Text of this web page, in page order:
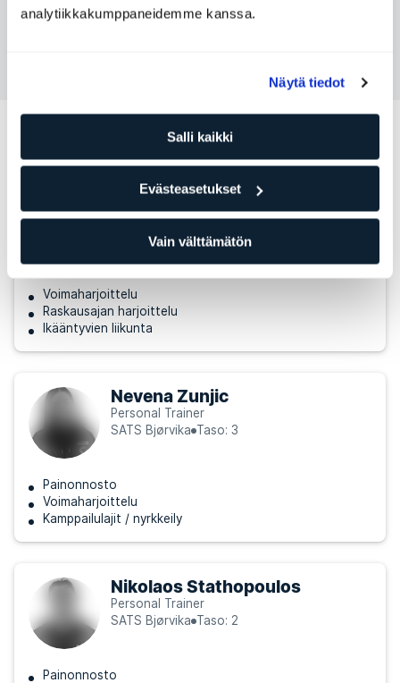
analytiikkakumppaneidemme kanssa.
Näytä tiedot
Salli kaikki
Evästeasetukset
Vain välttämätön
Muita Personal Trainereita, jotka
voisivat sopia sinulle
Personal Trainer
SATS Bjørvika Taso: 2
Voimaharjoittelu
Raskausajan harjoittelu
Ikääntyvien liikunta
Nevena Zunjic
Personal Trainer
SATS Bjørvika Taso: 3
Painonnosto
Voimaharjoittelu
Kamppailulajit / nyrkkeily
Nikolaos Stathopoulos
Personal Trainer
SATS Bjørvika Taso: 2
Painonnosto